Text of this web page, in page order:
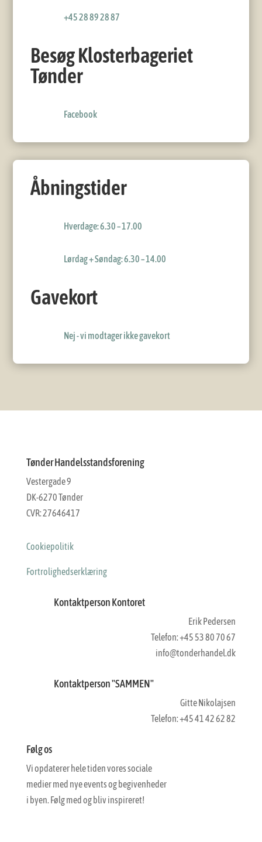
+45 28 89 28 87
Besøg Klosterbageriet
Tønder
Facebook
Åbningstider
Hverdage: 6.30 – 17.00
Lørdag + Søndag: 6.30 – 14.00
Gavekort
Nej - vi modtager ikke gavekort
Tønder Handelsstandsforening
Vestergade 9
DK-6270 Tønder
CVR: 27646417
Cookiepolitik
Fortrolighedserklæring
Kontaktperson Kontoret
Erik Pedersen
Telefon: +45 53 80 70 67
info@tonderhandel.dk
Kontaktperson "SAMMEN"
Gitte Nikolajsen
Telefon: +45 41 42 62 82
Følg os
Vi opdaterer hele tiden vores sociale
medier med nye events og begivenheder
i byen. Følg med og bliv inspireret!